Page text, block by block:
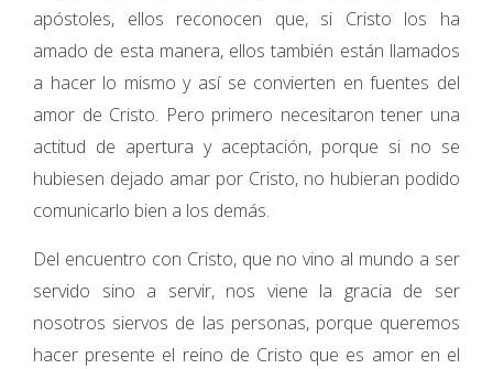
apóstoles, ellos reconocen que, si Cristo los ha
amado de esta manera, ellos también están llamados
a hacer lo mismo y así se convierten en fuentes del
amor de Cristo. Pero primero necesitaron tener una
actitud de apertura y aceptación, porque si no se
hubiesen dejado amar por Cristo, no hubieran podido
comunicarlo bien a los demás.
Del encuentro con Cristo, que no vino al mundo a ser
servido sino a servir, nos viene la gracia de ser
nosotros siervos de las personas, porque queremos
hacer presente el reino de Cristo que es amor en el